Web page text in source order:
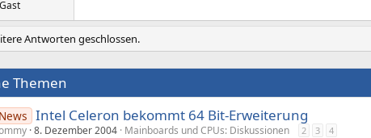
Gast
Antworten geschlossen.
Themen
News Intel Celeron bekommt 64 Bit-Erweiterung
8. Dezember 2004 Mainboards und CPUs: Diskussionen 2 3 4